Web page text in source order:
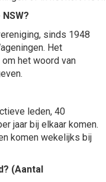
sinds 1948
Het
het woord van
leden, 40
jaar bij elkaar komen.
komen wekelijks bij
(Aantal